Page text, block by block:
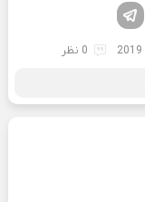
لینکدین
0 نظر